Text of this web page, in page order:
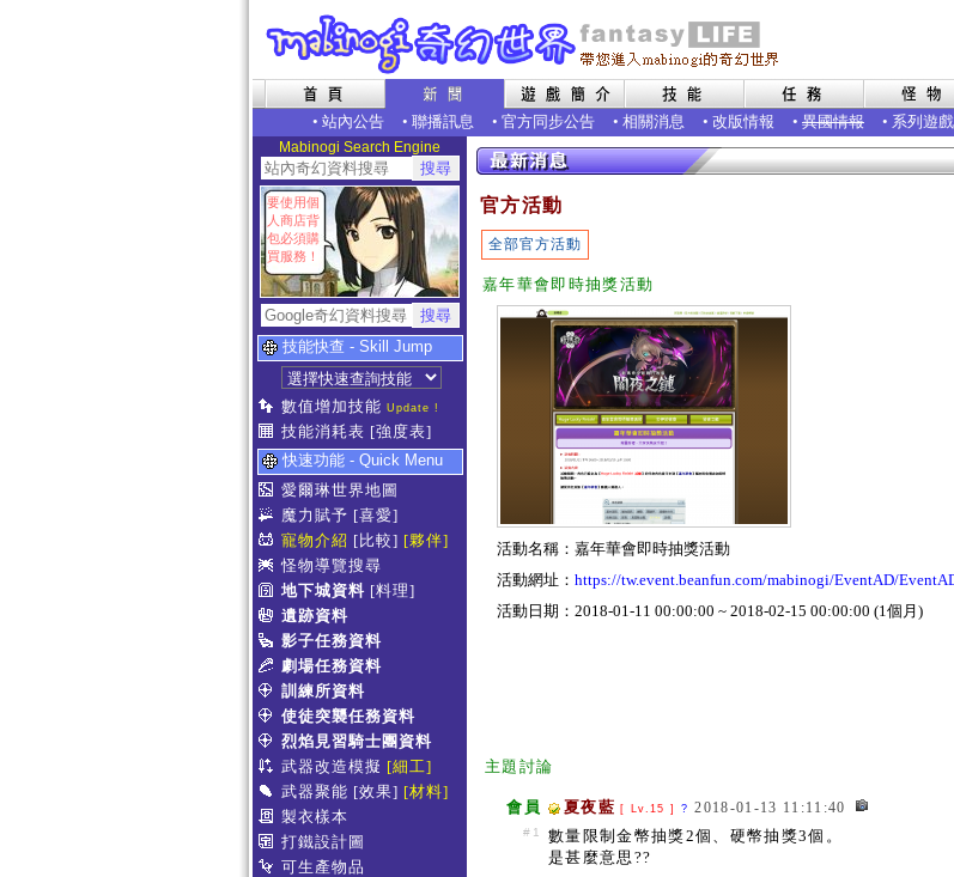
• 站內公告 • 聯播訊息 • 官方同步公告 • 相關消息 • 改版情報 • 異國情報 • 系列遊戲
Mabinogi Search Engine
要使用個
人商店背
包必須購
買服務！
技能快查 - Skill Jump
數值增加技能 Update !
技能消耗表 [強度表]
快速功能 - Quick Menu
愛爾琳世界地圖
魔力賦予 [喜愛]
寵物介紹 [比較] [夥伴]
怪物導覽搜尋
地下城資料 [料理]
遺跡資料
影子任務資料
劇場任務資料
訓練所資料
使徒突襲任務資料
烈焰見習騎士團資料
武器改造模擬 [細工]
武器聚能 [效果] [材料]
製衣樣本
打鐵設計圖
可生產物品
官方活動
全部官方活動
嘉年華會即時抽獎活動
活動名稱：嘉年華會即時抽獎活動
活動網址： https://tw.event.beanfun.com/mabinogi/EventAD/
活動日期：2018-01-11 00:00:00 ~ 2018-02-15 00:00:00 (1個月)
主題討論
會員 夏夜藍 [ Lv.15 ] ? 2018-01-13 11:11:40
#1
數量限制金幣抽獎2個、硬幣抽獎3個。
是甚麼意思??